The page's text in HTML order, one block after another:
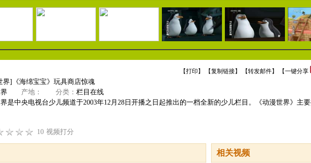
【打印 】 【复制链接】 【转发邮件】 【一键分享
界]《海绵宝宝》玩具商店惊魂
产地： 分类： 栏目在线
是中央电视台少儿频道于2003年12月28日开播之日起推出的一档全新的少儿栏目。《动漫世界》主
10 视频打分
相关视频